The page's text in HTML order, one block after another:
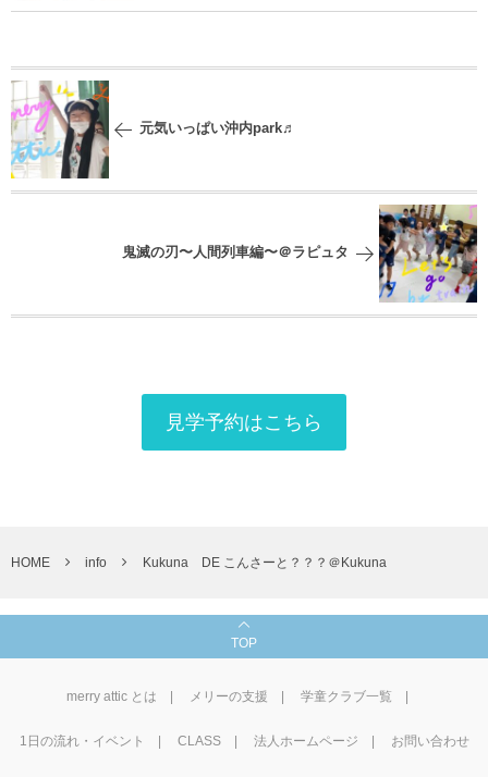
元気いっぱい沖内park♬
鬼滅の刃〜人間列車編〜＠ラピュタ
見学予約はこちら
HOME info Kukuna DE こんさーと？？？＠Kukuna
TOP
merry attic とは メリーの支援 学童クラブ一覧
1⽇の流れ・イベント CLASS 法人ホームページ お問い合わせ